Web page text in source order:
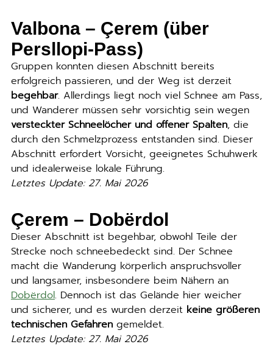
Valbona – Çerem (über
Persllopi-Pass)
Gruppen konnten diesen Abschnitt bereits
erfolgreich passieren, und der Weg ist derzeit
begehbar. Allerdings liegt noch viel Schnee am Pass,
und Wanderer müssen sehr vorsichtig sein wegen
versteckter Schneelöcher und offener Spalten, die
durch den Schmelzprozess entstanden sind. Dieser
Abschnitt erfordert Vorsicht, geeignetes Schuhwerk
und idealerweise lokale Führung.
Letztes Update: 27. Mai 2026
Çerem – Dobërdol
Dieser Abschnitt ist begehbar, obwohl Teile der
Strecke noch schneebedeckt sind. Der Schnee
macht die Wanderung körperlich anspruchsvoller
und langsamer, insbesondere beim Nähern an
Dobërdol. Dennoch ist das Gelände hier weicher
und sicherer, und es wurden derzeit keine größeren
technischen Gefahrengemeldet.
Letztes Update: 27. Mai 2026